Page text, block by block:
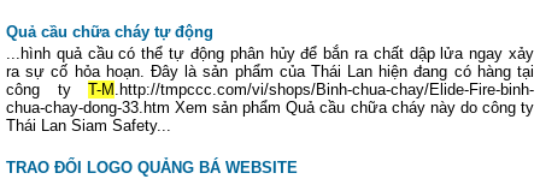
Quả cầu chữa cháy tự động
...hình quả cầu có thể tự động phân hủy để bắn ra chất dập lửa ngay xảy
ra sự cố hỏa hoạn. Đây là sản phẩm của Thái Lan hiện đang có hàng tại
công ty T-M .http://tmpccc.com/vi/shops/Binh-chua-chay/Elide-Fire-binh-
chua-chay-dong-33.htm Xem sản phẩm Quả cầu chữa cháy này do công ty
Thái Lan Siam Safety...
TRAO ĐỔI LOGO QUẢNG BÁ WEBSITE